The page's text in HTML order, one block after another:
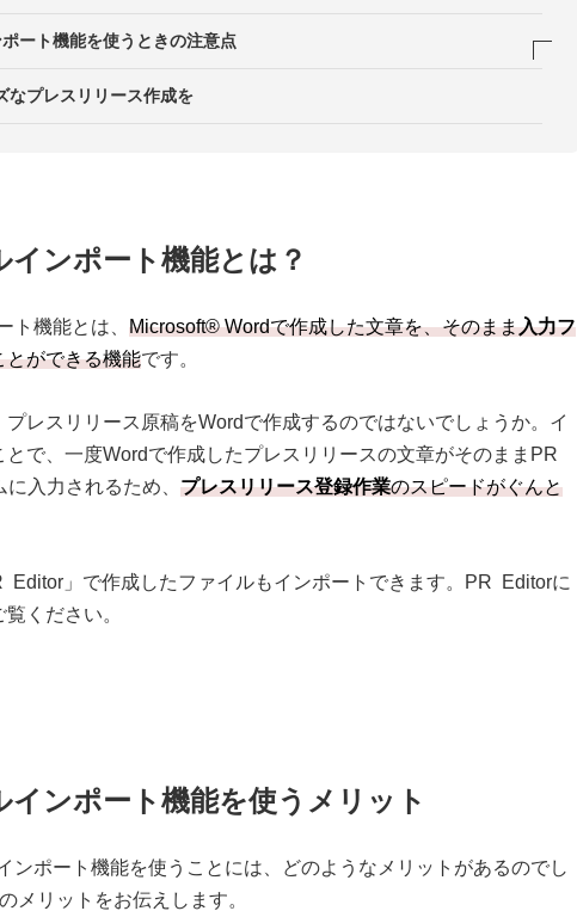
入力による誤字脱字が防げる
ート機能を使うときの注意点
はアップロードされない
なプレスリリース作成を
ンポート機能とは？
ト機能とは、 Microsoft® Wordで作成した文章を、そのまま入力フ
とができる機能です。
レスリリース原稿をWordで作成するのではないでしょうか。イ
とで、一度Wordで作成したプレスリリースの文章がそのままPR
入力されるため、 プレスリリース登録作業のスピードがぐんと
Editor」で作成したファイルもインポートできます。PR Editorに
ください。
ンポート機能を使うメリット
ンポート機能を使うことには、どのようなメリットがあるのでし
メリットをお伝えします。